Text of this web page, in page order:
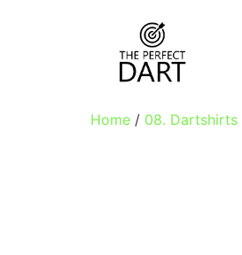
Home / 08. Dartshirts